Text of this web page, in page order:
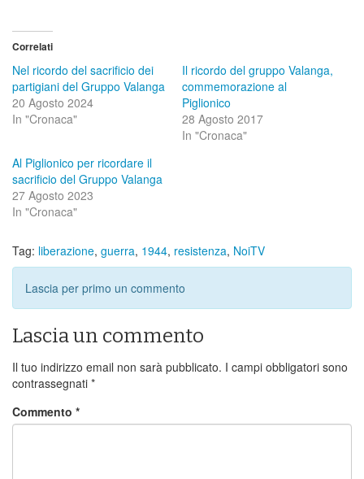
Correlati
Nel ricordo del sacrificio dei
partigiani del Gruppo Valanga
20 Agosto 2024
In "Cronaca"
Il ricordo del gruppo Valanga,
commemorazione al
Piglionico
28 Agosto 2017
In "Cronaca"
Al Piglionico per ricordare il
sacrificio del Gruppo Valanga
27 Agosto 2023
In "Cronaca"
Tag: liberazione, guerra, 1944, resistenza, NoiTV
Lascia per primo un commento
Lascia un commento
Il tuo indirizzo email non sarà pubblicato. I campi obbligatori sono
contrassegnati *
Commento *